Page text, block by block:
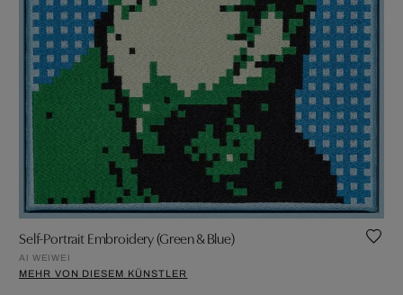
Self-Portrait Embroidery (Green & Blue)
AI WEIWEI
MEHR VON DIESEM KÜNSTLER